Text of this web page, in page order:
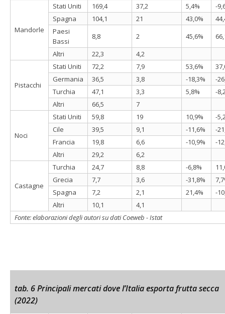
Mandorle
Stati Uniti 169,4 37,2 5,4%
-
Spagna
104,1 21 43,0%
Paesi
Bassi
8,8 2 45,6%
Altri
22,3 4,2
Pistacchi
Stati Uniti 72,2 7,9 53,6%
Germania
36,5 3,8 -18,3%
-
Turchia
47,1 3,3 5,8%
-
Altri
66,5 7
Noci
Stati Uniti 59,8 19 10,9%
-
Cile
39,5 9,1 -11,6%
-
Francia
19,8 6,6 -10,9%
-
Altri
29,2 6,2
Castagne
Turchia 24,7 8,8 -6,8%
Grecia
7,7 3,6 -31,8%
Spagna
7,2 2,1 21,4%
-
Altri
10,1
4,1
Fonte: elaborazioni degli autori su dati Coeweb - Istat
tab. 6 Principali mercati dove l’Italia esporta frutta secca
(2022)